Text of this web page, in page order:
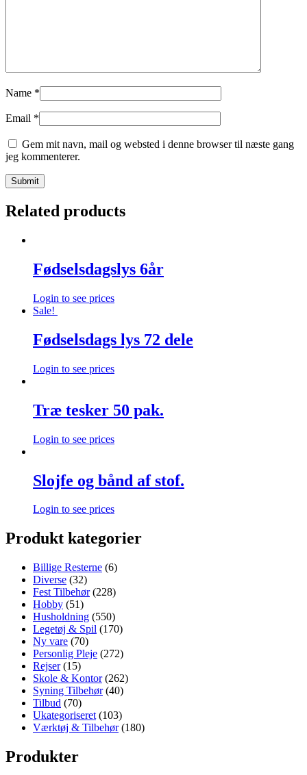
Name *
Email *
Gem mit navn, mail og websted i denne browser til næste gang
jeg kommenterer.
Related products
Fødselsdagslys 6år
Login to see prices
Sale!
Fødselsdags lys 72 dele
Login to see prices
Træ tesker 50 pak.
Login to see prices
Slojfe og bånd af stof.
Login to see prices
Produkt kategorier
Billige Resterne (6)
Diverse (32)
Fest Tilbehør (228)
Hobby (51)
Husholdning (550)
Legetøj & Spil (170)
Ny vare (70)
Personlig Pleje (272)
Rejser (15)
Skole & Kontor (262)
Syning Tilbehør (40)
Tilbud (70)
Ukategoriseret (103)
Værktøj & Tilbehør (180)
Produkter